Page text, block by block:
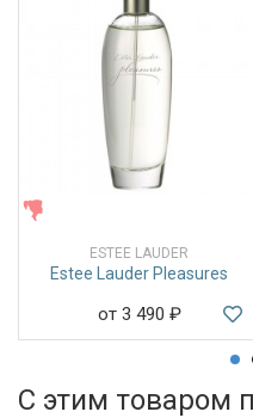
ESTEE LAUDER
Estee Lauder Pleasures
от 3 490 ₽
С этим товаром